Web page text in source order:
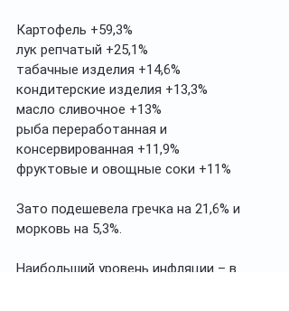
Картофель +59,3%
лук репчатый +25,1%
табачные изделия +14,6%
кондитерские изделия +13,3%
масло сливочное +13%
рыба переработанная и
консервированная +11,9%
фруктовые и овощные соки +11%
Зато подешевела гречка на 21,6% и
морковь на 5,3%.
Наибольший уровень инфляции – в